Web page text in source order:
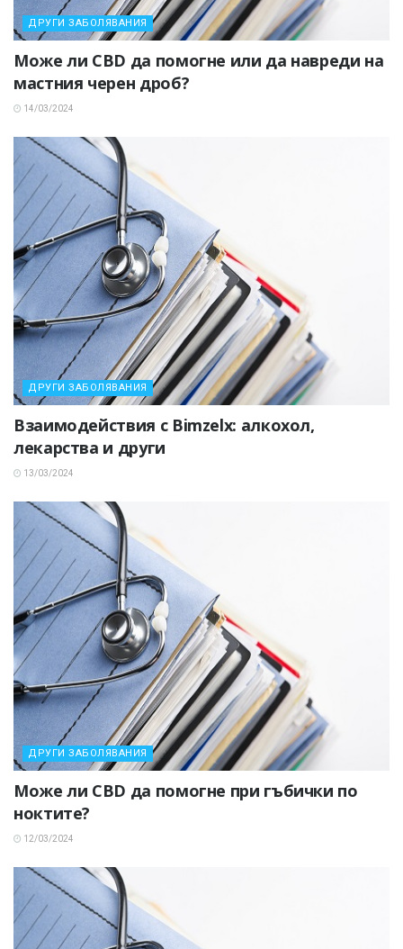
ДРУГИ ЗАБОЛЯВАНИЯ
Може ли CBD да помогне или да навреди на
мастния черен дроб?
14/03/2024
ДРУГИ ЗАБОЛЯВАНИЯ
Взаимодействия с Bimzelx: алкохол,
лекарства и други
13/03/2024
ДРУГИ ЗАБОЛЯВАНИЯ
Може ли CBD да помогне при гъбички по
ноктите?
12/03/2024